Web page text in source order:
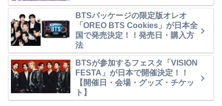
BTSパッケージの限定版オレオ
「OREO BTS Cookies」が日本全
国で発売決定！！発売日・購入方
法
BTSが参加するフェスタ「VISION
FESTA」が日本で開催決定！！
【開催日・会場・グッズ・チケッ
ト】